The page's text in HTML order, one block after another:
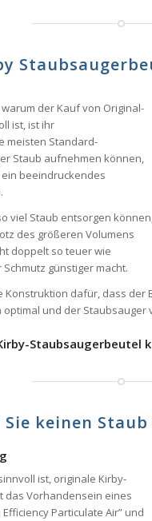
der Kauf von Original-
ist, ist ihr
meisten Standard-
Staub aufnehmen können,
beeindruckendes
viel Staub entsorgen
des größeren Volumens
doppelt so teuer wie
günstiger macht.
dafür, dass der
und der Staubsauger
Staubsaugerbeutel
Sie keinen
ist, originale Kirby-
das Vorhandensein eines
Efficiency Particulate Air” und